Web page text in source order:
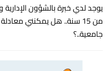
يوجد لدي خبرة بالشؤون الإدارية
من 15 سنة.. هل يمكنني
جامعية..؟